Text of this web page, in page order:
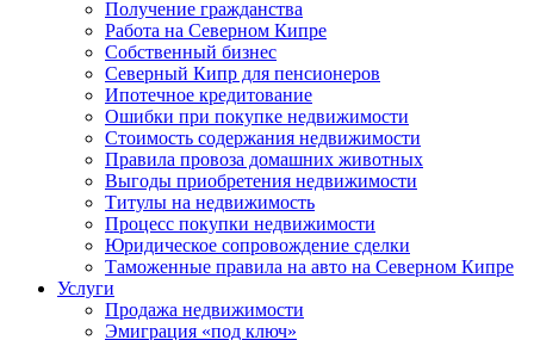
Получение гражданства
Работа на Северном Кипре
Собственный бизнес
Северный Кипр для пенсионеров
Ипотечное кредитование
Ошибки при покупке недвижимости
Стоимость содержания недвижимости
Правила провоза домашних животных
Выгоды приобретения недвижимости
Титулы на недвижимость
Процесс покупки недвижимости
Юридическое сопровождение сделки
Таможенные правила на авто на Северном Кипре
Услуги
Продажа недвижимости
Эмиграция «под ключ»